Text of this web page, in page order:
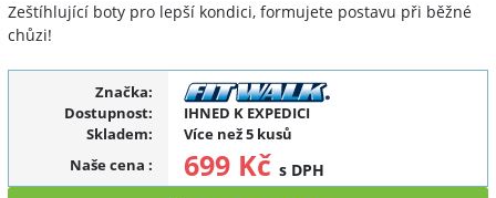
Zeštíhlující boty pro lepší kondici, formujete postavu při běžné
chůzi!
Značka:
Dostupnost:
IHNED K EXPEDICI
Skladem:
Více než 5 kusů
Naše cena : 699 Kč s DPH